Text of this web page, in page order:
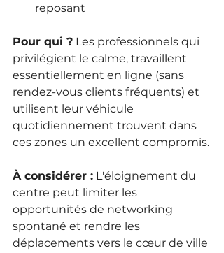
reposant
Pour qui ? Les professionnels qui
privilégient le calme, travaillent
essentiellement en ligne (sans
rendez-vous clients fréquents) et
utilisent leur véhicule
quotidiennement trouvent dans
ces zones un excellent compromis.
À considérer : L'éloignement du
centre peut limiter les
opportunités de networking
spontané et rendre les
déplacements vers le cœur de ville